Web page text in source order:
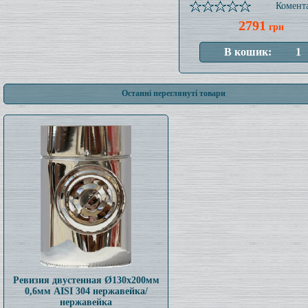
2791 грн
Останні переглянуті товари
Ревизия двустенная Ø130x200мм
0,6мм AISI 304 нержавейка/
нержавейка